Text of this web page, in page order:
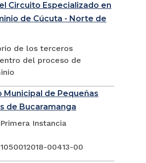
Circuito Especializado en
de Cúcuta - Norte de
de los terceros
del proceso de
Municipal de Pequeñas
de Bucaramanga
Instancia
00413-00